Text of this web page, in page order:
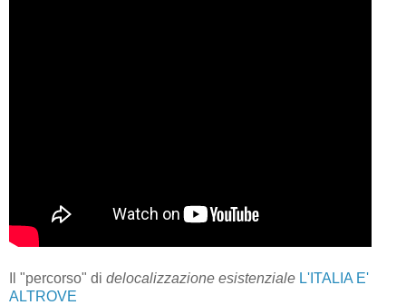
Il "percorso" di delocalizzazione esistenziale L'ITALIA E'
ALTROVE